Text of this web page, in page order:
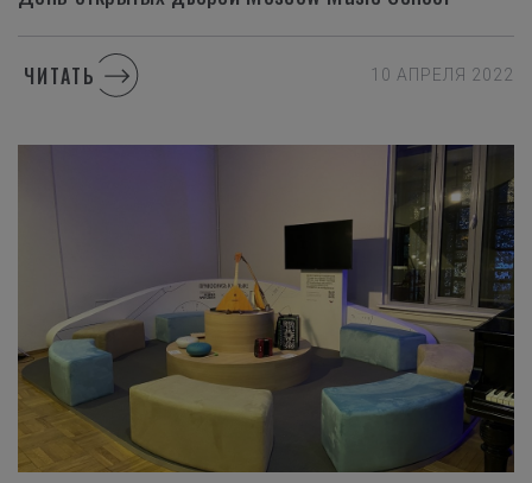
ЧИТАТЬ 10 АПРЕЛЯ 2022